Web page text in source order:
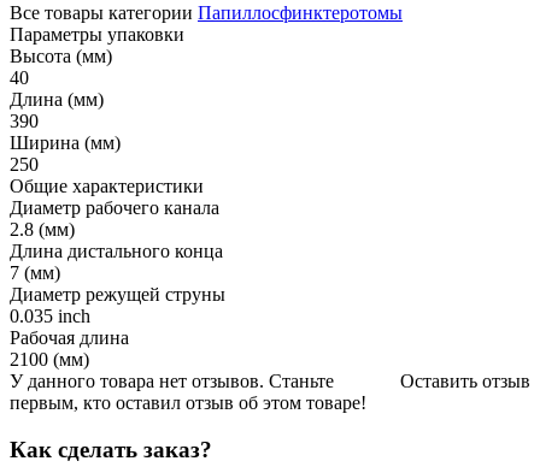
Все товары категории Папиллосфинктеротомы
Параметры упаковки
Высота (мм)
40
Длина (мм)
390
Ширина (мм)
250
Общие характеристики
Диаметр рабочего канала
2.8 (мм)
Длина дистального конца
7 (мм)
Диаметр режущей струны
0.035 inch
Рабочая длина
2100 (мм)
Оставить отзыв
У данного товара нет отзывов. Станьте
первым, кто оставил отзыв об этом товаре!
Как сделать заказ?